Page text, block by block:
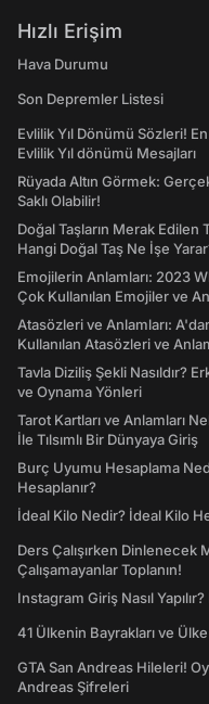
Hızlı Erişim
Hava Durumu
Son Depremler Listesi
Evlilik Yıl Dönümü Sözleri!
Evlilik Yıl dönümü Mesajları
Rüyada Altın Görmek:
Saklı Olabilir!
Doğal Taşların Merak Edilen
Hangi Doğal Taş Ne İşe
Emojilerin Anlamları: 2023
Çok Kullanılan Emojiler ve
Atasözleri ve Anlamları:
Kullanılan Atasözleri ve
Tavla Diziliş Şekli Nasıldır?
ve Oynama Yönleri
Tarot Kartları ve Anlamları
İle Tılsımlı Bir Dünyaya Giriş
Burç Uyumu Hesaplama
Hesaplanır?
İdeal Kilo Nedir? İdeal Kilo
Ders Çalışırken
Çalışamayanlar Toplanın!
Instagram Giriş Nasıl
41 Ülkenin Bayrakları ve Ülke
GTA San Andreas Hileleri!
Andreas Şifreleri